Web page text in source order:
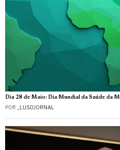
Dia 28 de Maio: Dia Mundial da Saúde da
POR _LUSOJORNAL